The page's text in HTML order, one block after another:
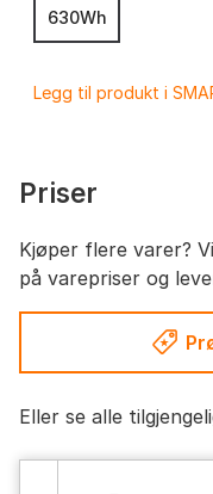
630Wh
Legg til produkt i
Priser
Kjøper flere varer?
på varepriser og
Eller se alle